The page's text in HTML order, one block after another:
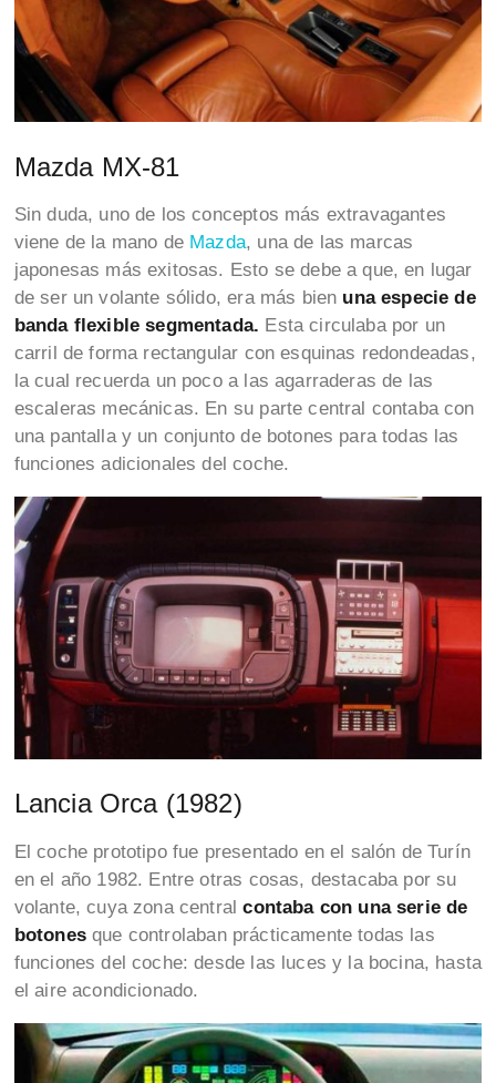
Mazda MX-81
Sin duda, uno de los conceptos más extravagantes
viene de la mano de Mazda, una de las marcas
japonesas más exitosas. Esto se debe a que, en lugar
de ser un volante sólido, era más bien una especie de
banda flexible segmentada. Esta circulaba por un
carril de forma rectangular con esquinas redondeadas,
la cual recuerda un poco a las agarraderas de las
escaleras mecánicas. En su parte central contaba con
una pantalla y un conjunto de botones para todas las
funciones adicionales del coche.
Lancia Orca (1982)
El coche prototipo fue presentado en el salón de Turín
en el año 1982. Entre otras cosas, destacaba por su
volante, cuya zona centralcontaba con una serie de
botonesque controlaban prácticamente todas las
funciones del coche: desde las luces y la bocina, hasta
el aire acondicionado.